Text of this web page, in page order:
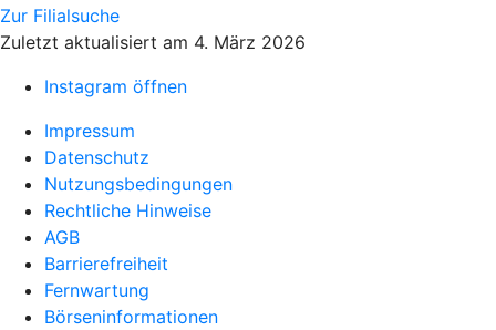
Zur Filialsuche
Zuletzt aktualisiert am 4. März 2026
Instagram öffnen
Impressum
Datenschutz
Nutzungsbedingungen
Rechtliche Hinweise
AGB
Barrierefreiheit
Fernwartung
Börseninformationen